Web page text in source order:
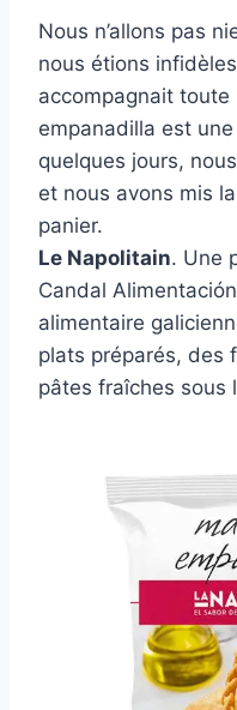
Nous n’allons pas
nous étions
accompagnait toute
empanadilla est
quelques jours,
et nous avons mis
panier.
Le Napolitain. Une
Candal
alimentaire
plats préparés, des
pâtes fraîches sous